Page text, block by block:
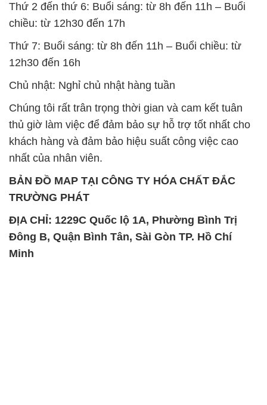
Thứ 2 đến thứ 6: Buổi sáng: từ 8h đến 11h – Buổi
chiều: từ 12h30 đến 17h
Thứ 7: Buổi sáng: từ 8h đến 11h – Buổi chiều: từ
12h30 đến 16h
Chủ nhật: Nghỉ chủ nhật hàng tuần
Chúng tôi rất trân trọng thời gian và cam kết tuân
thủ giờ làm việc để đảm bảo sự hỗ trợ tốt nhất cho
khách hàng và đảm bảo hiệu suất công việc cao
nhất của nhân viên.
BẢN ĐỒ MAP TẠI CÔNG TY HÓA CHẤT ĐẮC
TRƯỜNG PHÁT
ĐỊA CHỈ: 1229C Quốc lộ 1A, Phường Bình Trị
Đông B, Quận Bình Tân, Sài Gòn TP. Hồ Chí
Minh